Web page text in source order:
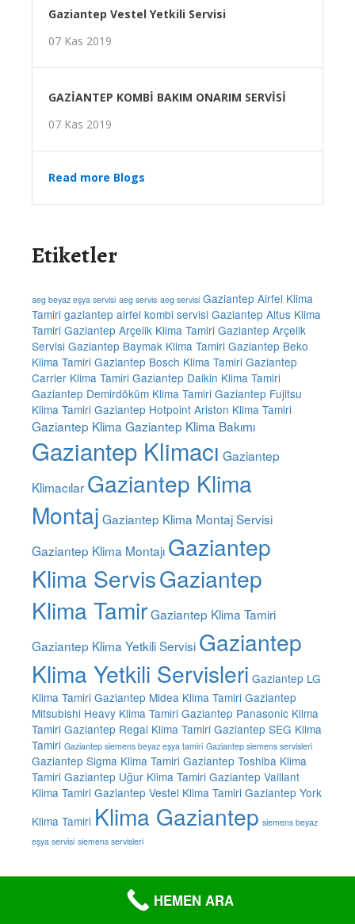
Gaziantep Vestel Yetkili Servisi
07 Kas 2019
GAZİANTEP KOMBİ BAKIM ONARIM SERVİSİ
07 Kas 2019
Read more Blogs
Etiketler
aeg beyaz eşya servisi aeg servis aeg servisi Gaziantep Airfel Klima
Tamiri gaziantep airfel kombi servisi Gaziantep Altus Klima
Tamiri Gaziantep Arçelik Klima Tamiri Gaziantep Arçelik
Servisi Gaziantep Baymak Klima Tamiri Gaziantep Beko
Klima Tamiri Gaziantep Bosch Klima Tamiri Gaziantep
Carrier Klima Tamiri Gaziantep Daikin Klima Tamiri
Gaziantep Demirdöküm Klima Tamiri Gaziantep Fujitsu
Klima Tamiri Gaziantep Hotpoint Ariston Klima Tamiri
Gaziantep Klima Gaziantep Klima Bakımı
Gaziantep Klimacı Gaziantep
Klimacılar Gaziantep Klima
Montaj Gaziantep Klima Montaj Servisi
Gaziantep Klima Montajı Gaziantep
Klima ServisGaziantep
Klima TamirGaziantep Klima Tamiri
Gaziantep Klima Yetkili Servisi Gaziantep
Klima Yetkili Servisleri Gaziantep LG
Klima Tamiri Gaziantep Midea Klima Tamiri Gaziantep
Mitsubishi Heavy Klima Tamiri Gaziantep Panasonic Klima
Tamiri Gaziantep Regal Klima Tamiri Gaziantep SEG Klima
Tamiri Gaziantep siemens beyaz eşya tamiri Gaziantep siemens servisleri
Gaziantep Sigma Klima Tamiri Gaziantep Toshiba Klima
Tamiri Gaziantep Uğur Klima Tamiri Gaziantep Vaillant
Klima Tamiri Gaziantep Vestel Klima Tamiri Gaziantep York
Klima Tamiri Klima Gaziantep siemens beyaz
eşya servisi siemens servisleri
HEMEN ARA